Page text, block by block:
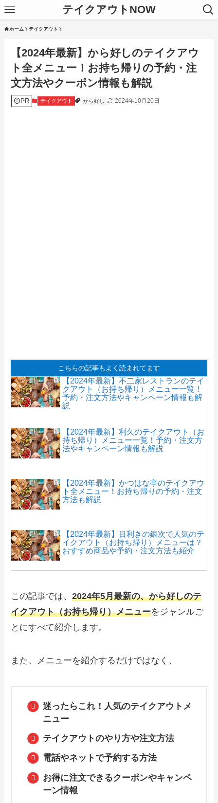
テイクアウトNOW
ホーム テイクアウト
【2024年最新】から好しのテイクアウ
ト全メニュー！お持ち帰りの予約・注
文方法やクーポン情報も解説
PR テイクアウト から好し 2024年10月20日
こちらの記事もよく読まれてます
【2024年最新】不二家レストランのテイ
クアウト（お持ち帰り）メニュー一覧！
予約・注文方法やキャンペーン情報も解
説
【2024年最新】利久のテイクアウト（お
持ち帰り）メニュー一覧！予約・注文方
法やキャンペーン情報も解説
【2024年最新】かつはな亭のテイクアウ
ト全メニュー！お持ち帰りの予約・注文
方法も解説
【2024年最新】目利きの銀次で人気のテ
イクアウト（お持ち帰り）メニューは？
おすすめ商品や予約・注文方法も紹介
ト（お持ち帰り）メニュー一覧！予約・
注文方法やキャンペーン情報も解説
【2024年最新】マロリーのテイクアウト
法やクーポン情報も解説
【2024年最新】かつアンドかつのテイク
約・注文方法も解説
【2024年最新】ピザ・リトルパーティー
この記事では、2024年5月最新の、から好しのテ
イクアウト（お持ち帰り）メニューをジャンルご
とにすべて紹介します。
また、メニューを紹介するだけではなく、
迷ったらこれ！人気のテイクアウトメ
ニュー
テイクアウトのやり方や注文方法
電話やネットで予約する方法
お得に注文できるクーポンやキャンペ
ーン情報